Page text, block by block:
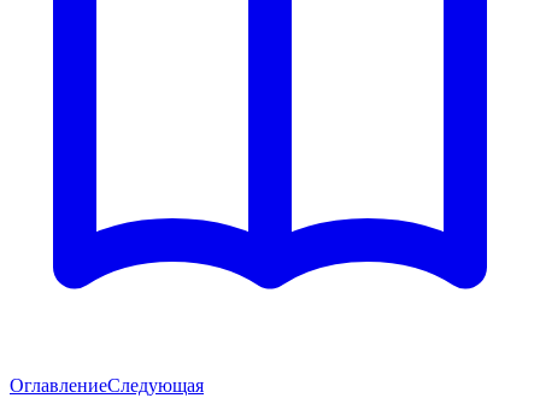
ОглавлениеСледующая